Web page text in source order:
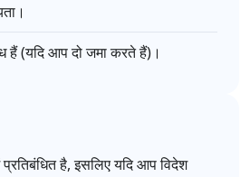
हैं (यदि आप दो जमा करते हैं)।
है, इसलिए यदि आप विदेश